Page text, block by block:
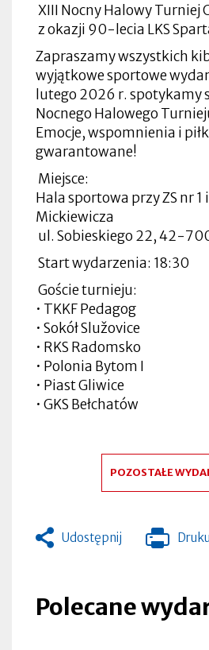
XIII Nocny Halowy Turniej
z okazji 90-lecia LKS
Zapraszamy wszystkich
wyjątkowe sportowe
lutego 2026 r. spotykamy
Nocnego Halowego
Emocje, wspomnienia i
gwarantowane!
Miejsce:
Hala sportowa przy ZS nr 1
Mickiewicza
ul. Sobieskiego 22, 42-
Start wydarzenia: 18:30
Goście turnieju:
• TKKF Pedagog
• Sokół Služovice
• RKS Radomsko
• Polonia Bytom I
• Piast Gliwice
• GKS Bełchatów
POZOSTAŁE
Udostępnij
Otworzy
zakładce
Polecane